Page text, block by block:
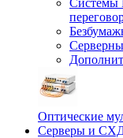
Системы
Оптические
Серверы и